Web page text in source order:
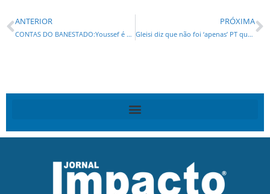
ANTERIOR
CONTAS DO BANESTADO:Youssef é condenado a quatro anos de prisão
PRÓXIMA
Gleisi diz que não foi ‘apenas’ PT que desviou da Petrobras